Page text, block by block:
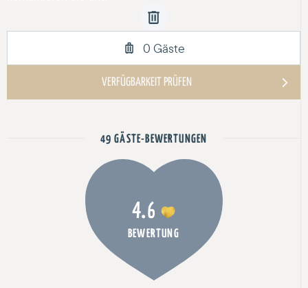
49 GÄSTE-BEWERTUNGEN
4.6
BEWERTUNG